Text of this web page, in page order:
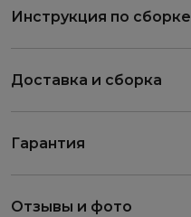
Инструкция по сборке
Доставка и сборка
Гарантия
Отзывы и фото